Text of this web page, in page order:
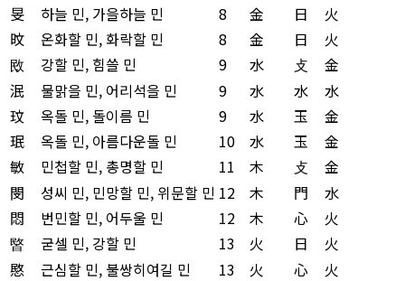
旻
하늘 민, 가을하늘 민 8 金 日
火
旼
온화할 민, 화락할 민 8 金 日
火
敃
강할 민, 힘쓸 민 9 水 攴
金
泯
물맑을 민, 어리석을 민 9 水 水
水
玟
옥돌 민, 돌이름 민 9 水 玉
金
珉
옥돌 민, 아름다운돌 민 10 水 玉
金
敏
민첩할 민, 총명할 민 11 木 攴
金
閔
성씨 민, 민망할 민, 위문할 민 12 木 門
水
悶
번민할 민, 어두울 민 12 木 心
火
暋
굳셀 민, 강할 민 13 火 日
火
愍
근심할 민, 불쌍히여길 민 13 火 心
火